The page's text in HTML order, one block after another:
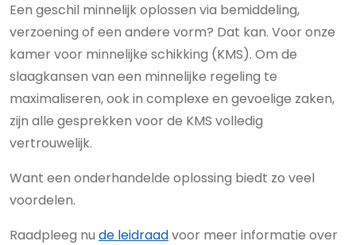
Een geschil minnelijk oplossen via bemiddeling,
verzoening of een andere vorm? Dat kan. Voor onze
kamer voor minnelijke schikking (KMS). Om de
slaagkansen van een minnelijke regeling te
maximaliseren, ook in complexe en gevoelige zaken,
zijn alle gesprekken voor de KMS volledig
vertrouwelijk.
Want een onderhandelde oplossing biedt zo veel
voordelen.
Raadpleeg nu de leidraadvoor meer informatie over